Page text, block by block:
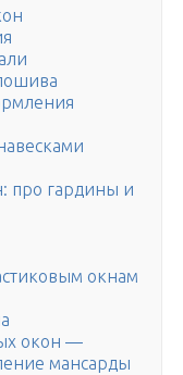
про гардины и
окнам
окон —
мансарды